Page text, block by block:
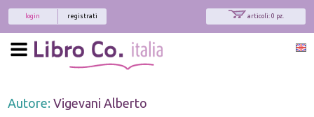
articoli: 0 pz.
registrati
login
Autore:Vigevani Alberto